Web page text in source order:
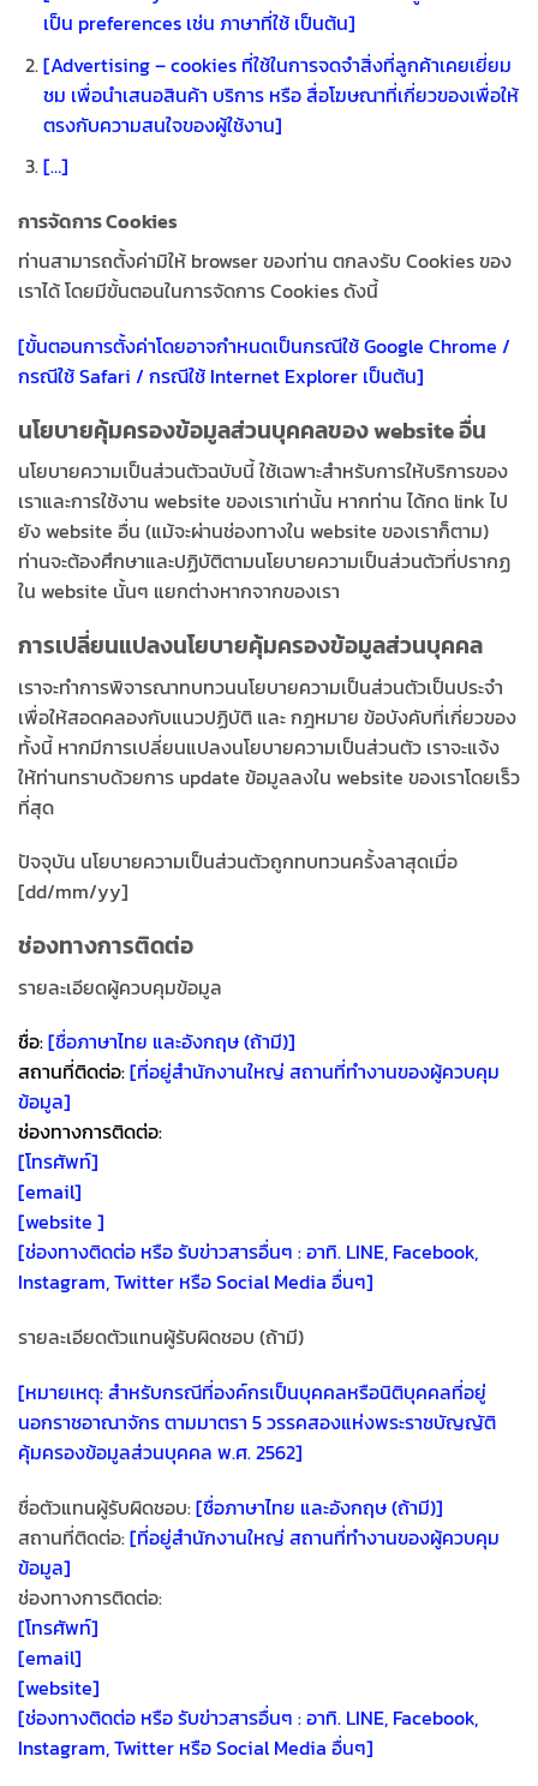
เป็น preferences เช่น ภาษาที่ใช้ เป็นต้น]
[Advertising – cookies ที่ใช้ในการจดจำสิ่งที่ลูกค้าเคยเยี่ยม
ชม เพื่อนำเสนอสินค้า บริการ หรือ สื่อโฆษณาที่เกี่ยวของเพื่อให้
ตรงกับความสนใจของผู้ใช้งาน]
[…]
การจัดการ Cookies
ท่านสามารถตั้งค่ามิให้ browser ของท่าน ตกลงรับ Cookies ของ
เราได้ โดยมีขั้นตอนในการจัดการ Cookies ดังนี้
[ขั้นตอนการตั้งค่าโดยอาจกำหนดเป็นกรณีใช้ Google Chrome /
กรณีใช้ Safari / กรณีใช้ Internet Explorer เป็นต้น]
นโยบายคุ้มครองข้อมูลส่วนบุคคลของ website อื่น
นโยบายความเป็นส่วนตัวฉบับนี้ ใช้เฉพาะสำหรับการให้บริการของ
เราและการใช้งาน website ของเราเท่านั้น หากท่าน ได้กด link ไป
ยัง website อื่น (แม้จะผ่านช่องทางใน website ของเราก็ตาม)
ท่านจะต้องศึกษาและปฏิบัติตามนโยบายความเป็นส่วนตัวที่ปรากฏ
ใน website นั้นๆ แยกต่างหากจากของเรา
การเปลี่ยนแปลงนโยบายคุ้มครองข้อมูลส่วนบุคคล
เราจะทำการพิจารณาทบทวนนโยบายความเป็นส่วนตัวเป็นประจำ
เพื่อให้สอดคลองกับแนวปฏิบัติ และ กฎหมาย ข้อบังคับที่เกี่ยวของ
ทั้งนี้ หากมีการเปลี่ยนแปลงนโยบายความเป็นส่วนตัว เราจะแจ้ง
ให้ท่านทราบด้วยการ update ข้อมูลลงใน website ของเราโดยเร็ว
ที่สุด
ปัจจุบัน นโยบายความเป็นส่วนตัวถูกทบทวนครั้งลาสุดเมื่อ
[dd/mm/yy]
ช่องทางการติดต่อ
รายละเอียดผู้ควบคุมข้อมูล
ชื่อ:[ชื่อภาษาไทย และอังกฤษ (ถ้ามี)]
สถานที่ติดต่อ:[ที่อยู่สำนักงานใหญ่ สถานที่ทำงานของผู้ควบคุม
ข้อมูล]
ช่องทางการติดต่อ:
[โทรศัพท์]
[email]
[website ]
[ช่องทางติดต่อ หรือ รับข่าวสารอื่นๆ : อาทิ. LINE, Facebook,
Instagram, Twitter หรือ Social Media อื่นๆ]
รายละเอียดตัวแทนผู้รับผิดชอบ (ถ้ามี)
[หมายเหตุ: สำหรับกรณีที่องค์กรเป็นบุคคลหรือนิติบุคคลที่อยู่
นอกราชอาณาจักร ตามมาตรา 5 วรรคสองแห่งพระราชบัญญัติ
คุ้มครองข้อมูลส่วนบุคคล พ.ศ. 2562]
ชื่อตัวแทนผู้รับผิดชอบ:[ชื่อภาษาไทย และอังกฤษ (ถ้ามี)]
สถานที่ติดต่อ:[ที่อยู่สำนักงานใหญ่ สถานที่ทำงานของผู้ควบคุม
ข้อมูล]
ช่องทางการติดต่อ:
[โทรศัพท์]
[email]
[website]
[ช่องทางติดต่อ หรือ รับข่าวสารอื่นๆ : อาทิ. LINE, Facebook,
Instagram, Twitter หรือ Social Media อื่นๆ]